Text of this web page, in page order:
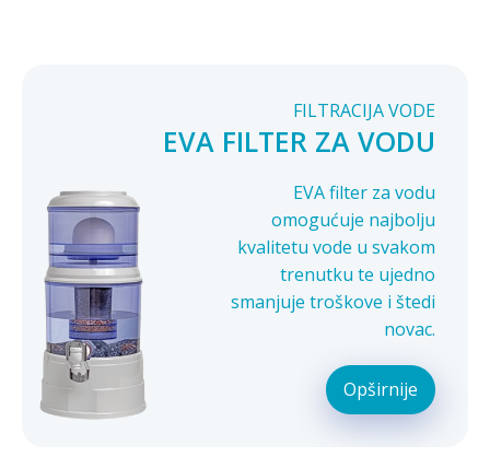
FILTRACIJA VODE
EVA FILTER ZA VODU
EVA filter za vodu
omogućuje najbolju
kvalitetu vode u svakom
trenutku te ujedno
smanjuje troškove i štedi
novac.
Opširnije